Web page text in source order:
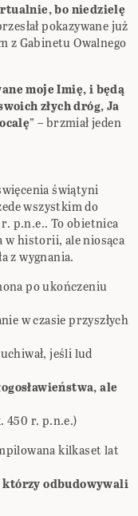
bo niedzielę
pokazywane już
z Gabinetu Owalnego
moje Imię, i będą
złych dróg, Ja
” – brzmiał jeden
świątyni
wszystkim do
p.n.e.. To obietnica
historii, ale niosąca
z wygnania.
po ukończeniu
w czasie przyszłych
jeśli lud
ale
450 r. p.n.e.)
kilkaset lat
którzy odbudowywali